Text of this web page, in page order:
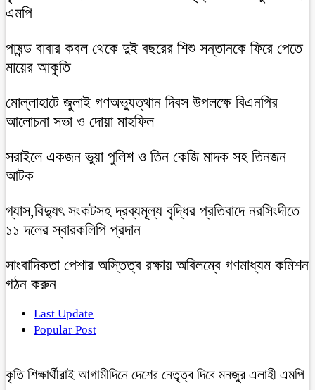
এমপি
পাষন্ড বাবার কবল থেকে দুই বছরের শিশু সন্তানকে ফিরে পেতে
মায়ের আকুতি
মোল্লাহাটে জুলাই গণঅভ্যুত্থান দিবস উপলক্ষে বিএনপির
আলোচনা সভা ও দোয়া মাহফিল
সরাইলে একজন ভুয়া পুলিশ ও তিন কেজি মাদক সহ তিনজন
আটক
গ্যাস,বিদ্যুৎ সংকটসহ দ্রব্যমূল্য বৃদ্ধির প্রতিবাদে নরসিংদীতে
১১ দলের স্বারকলিপি প্রদান
সাংবাদিকতা পেশার অস্তিত্ব রক্ষায় অবিলম্বে গণমাধ্যম কমিশন
গঠন করুন
Last Update
Popular Post
কৃতি শিক্ষার্থীরাই আগামীদিনে দেশের নেতৃত্ব দিবে মনজুর এলাহী এমপি